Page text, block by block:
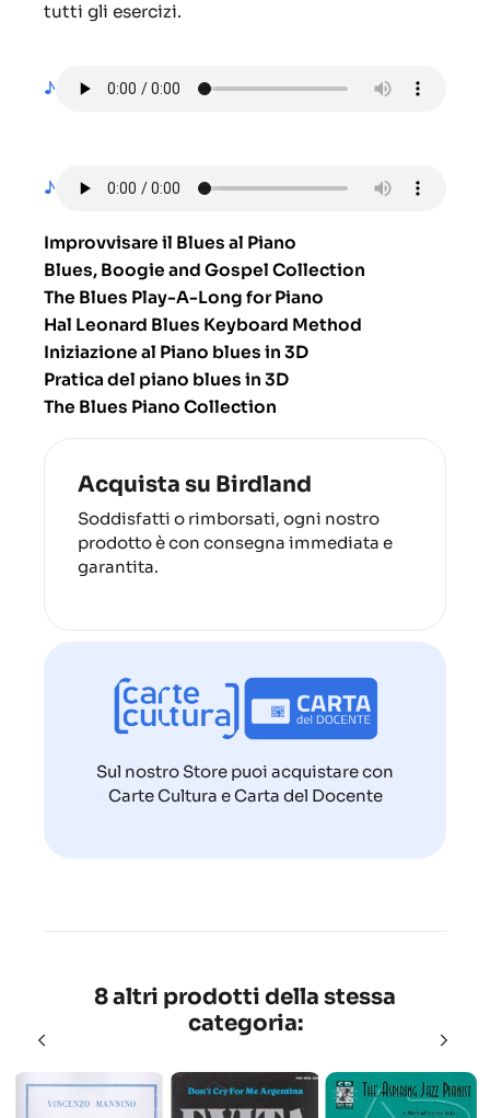
tutti gli esercizi.
♪
♪
Improvvisare il Blues al Piano
Blues, Boogie and Gospel Collection
The Blues Play-A-Long for Piano
Hal Leonard Blues Keyboard Method
Iniziazione al Piano blues in 3D
Pratica del piano blues in 3D
The Blues Piano Collection
Acquista su Birdland
Soddisfatti o rimborsati, ogni nostro
prodotto è con consegna immediata e
garantita.
Sul nostro Store puoi acquistare con
Carte Cultura e Carta del Docente
8 altri prodotti della stessa
categoria: